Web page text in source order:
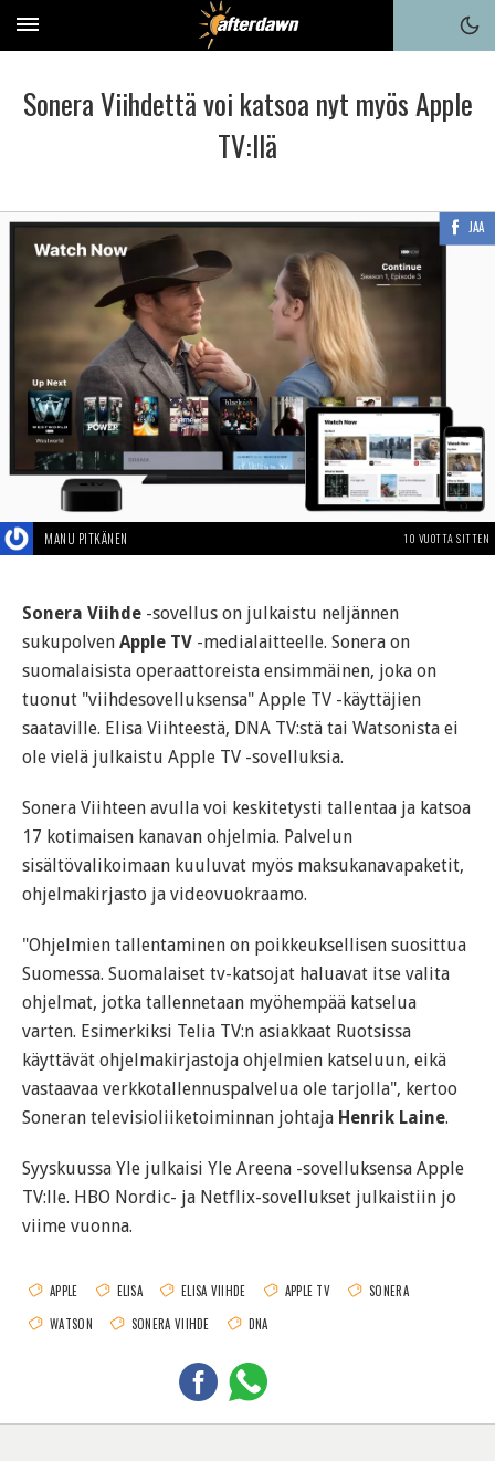
Sonera Viihdettä voi katsoa nyt myös Apple
TV:llä
JAA
MANU PITKÄNEN 10 VUOTTA SITTEN
Sonera Viihde -sovellus on julkaistu neljännen
sukupolven Apple TV -medialaitteelle. Sonera on
suomalaisista operaattoreista ensimmäinen, joka on
tuonut "viihdesovelluksensa" Apple TV -käyttäjien
saataville. Elisa Viihteestä, DNA TV:stä tai Watsonista ei
ole vielä julkaistu Apple TV -sovelluksia.
Sonera Viihteen avulla voi keskitetysti tallentaa ja katsoa
17 kotimaisen kanavan ohjelmia. Palvelun
sisältövalikoimaan kuuluvat myös maksukanavapaketit,
ohjelmakirjasto ja videovuokraamo.
"Ohjelmien tallentaminen on poikkeuksellisen suosittua
Suomessa. Suomalaiset tv-katsojat haluavat itse valita
ohjelmat, jotka tallennetaan myöhempää katselua
varten. Esimerkiksi Telia TV:n asiakkaat Ruotsissa
käyttävät ohjelmakirjastoja ohjelmien katseluun, eikä
vastaavaa verkkotallennuspalvelua ole tarjolla", kertoo
Soneran televisioliiketoiminnan johtaja Henrik Laine.
Syyskuussa Yle julkaisi Yle Areena -sovelluksensa Apple
TV:lle. HBO Nordic- ja Netflix-sovellukset julkaistiin jo
viime vuonna.
APPLE ELISA ELISA VIIHDE APPLE TV
SONERA
WATSON
SONERA VIIHDE DNA